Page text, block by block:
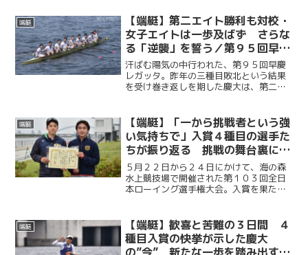
端艇
【端艇】第二エイト勝利も対校・
女子エイトは一歩及ばず さらな
る「逆襲」を誓う／第９５回早慶
レガッタ
汗ばむ陽気の中行われた、第９５回早慶
レガッタ。昨年の三種目敗北という結果
を受け巻き返しを期した慶大は、第二エ
襲」へ向け、さらなる努力を誓った。
端艇
【端艇】「一から挑戦者という強
い気持ちで」入賞４種目の選手た
ちが振り返る 挑戦の舞台裏に込
めた思い／第１０３回全日本ロー
イング選手権大会
５月２２日から２４日にかけて、海の森
水上競技場で開催された第１０３回全日
本ローイング選手権大会。入賞を果たし
めた思いを語った。挑戦を貫く揺るぎな
い意志とチームの深い結束...
端艇
【端艇】歓喜と苦難の３日間 ４
種目入賞の快挙が示した慶大
の”今” 新たな一歩を踏み出す／